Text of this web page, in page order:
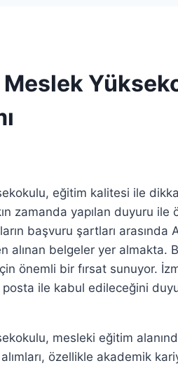
eğitim kalitesi ile
zamanda yapılan duyuru ile
başvuru şartları
alınan belgeler yer almakta.
önemli bir fırsat sunuyor.
ile kabul edileceğini
mesleki eğitim
özellikle akademik